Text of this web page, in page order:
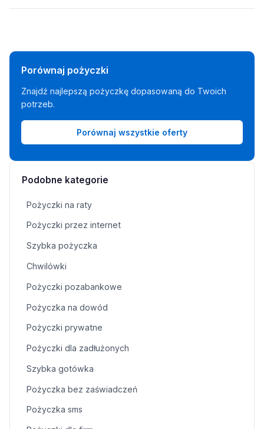
Porównaj pożyczki
Znajdź najlepszą pożyczkę dopasowaną do Twoich
potrzeb.
Porównaj wszystkie oferty
Podobne kategorie
Pożyczki na raty
Pożyczki przez internet
Szybka pożyczka
Chwilówki
Pożyczki pozabankowe
Pożyczka na dowód
Pożyczki prywatne
Pożyczki dla zadłużonych
Szybka gotówka
Pożyczka bez zaświadczeń
Pożyczka sms